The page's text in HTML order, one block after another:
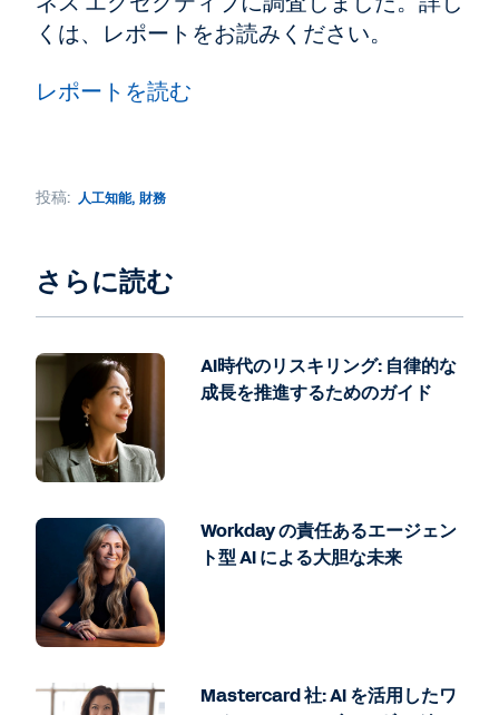
くは、レポートをお読みください。
レポートを読む
投稿: 人工知能, 財務
さらに読む
AI時代のリスキリング: 自律的な
成長を推進するためのガイド
Workday の責任あるエージェン
ト型 AI による大胆な未来
Mastercard 社: AI を活用したワ